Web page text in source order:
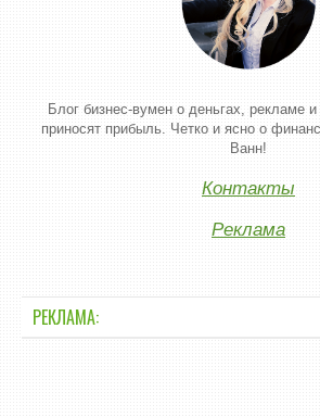
Блог бизнес-вумен о деньгах, рекламе
приносят прибыль. Четко и ясно о
Ванн!
Контакты
Реклама
РЕКЛАМА: